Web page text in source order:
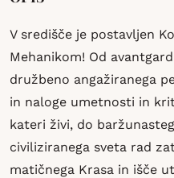
V središče je postavljen
Mehanikom! Od
družbeno angažiranega
in naloge umetnosti in
kateri živi, do
civiliziranega sveta rad
matičnega Krasa in išče